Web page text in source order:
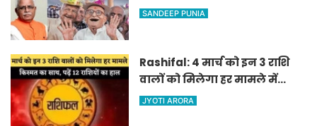
वाले बुजुर्गों को भी मिलेगी बुढ़ापा
SANDEEP PUNIA
Rashifal: 4 मार्च को इन 3 राशि
वालों को मिलेगा हर मामले में
किस्मत का साथ, पढ़ें 12 राशियों का
JYOTI ARORA